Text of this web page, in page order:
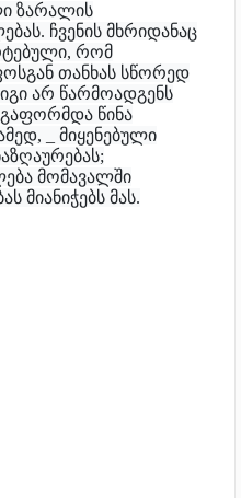
ზარალის
ჩვენის მხრიდანაც
რომ
თანხას სწორედ
არ წარმოადგენს
წინა
_ მიყენებული
მომავალში
მიანიჭებს მას.